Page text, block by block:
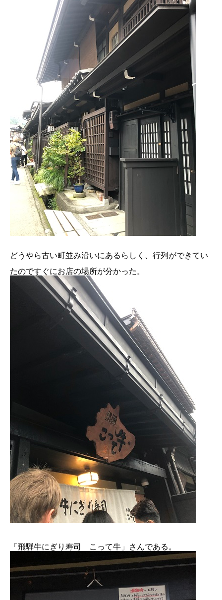
どうやら古い町並み沿いにあるらしく、行列ができてい
たのですぐにお店の場所が分かった。
「飛騨牛にぎり寿司 こって牛」さんである。